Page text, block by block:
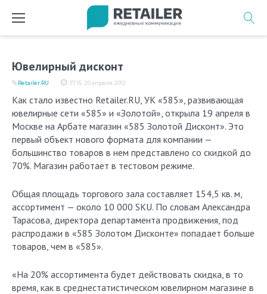
Ювелирный дисконт
17:15, 20 апреля 2012
Retailer.RU
Как стало известно Retailer.RU, УК «585», развивающая
ювелирные сети «585» и «Золотой», открыла 19 апреля в
Москве на Арбате магазин «585 Золотой Дисконт». Это
первый объект нового формата для компании —
большинство товаров в нем представлено со скидкой до
70%. Магазин работает в тестовом режиме.
Общая площадь торгового зала составляет 154,5 кв. м,
ассортимент — около 10 000 SKU. По словам Александра
Тарасова, директора департамента продвижения, под
распродажи в «585 Золотом Дисконте» попадает больше
товаров, чем в «585».
«На 20% ассортимента будет действовать скидка, в то
время, как в среднестатистическом ювелирном магазине в